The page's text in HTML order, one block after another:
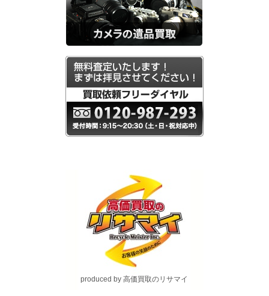
produced by 高価買取のリサマイ